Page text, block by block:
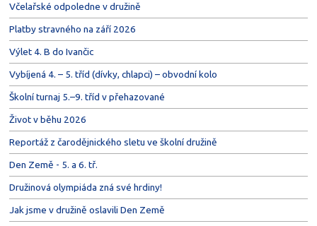
Včelařské odpoledne v družině
Platby stravného na září 2026
Výlet 4. B do Ivančic
Vybíjená 4. – 5. tříd (dívky, chlapci) – obvodní kolo
Školní turnaj 5.–9. tříd v přehazované
Život v běhu 2026
Reportáž z čarodějnického sletu ve školní družině
Den Země - 5. a 6. tř.
Družinová olympiáda zná své hrdiny!
Jak jsme v družině oslavili Den Země